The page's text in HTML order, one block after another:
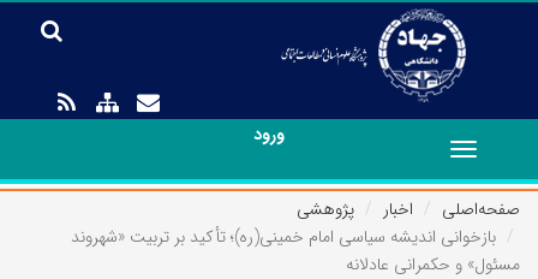
ورود
Toggle
navigation
صفحه‌اصلی
اخبار
پژوهشی
بازخوانی اندیشه سیاسی امام خمینی(ره)؛ تأکید بر تربیت «شهروند
مسئول» و حکمرانی عادلانه